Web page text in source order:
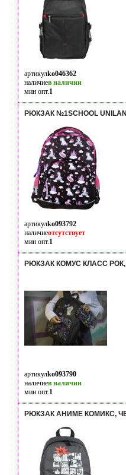
артикулko046362
наличиев наличии
мин опт.1
РЮКЗАК №1SCHOOL
артикулko093792
наличиеотсутствует
мин опт.1
РЮКЗАК КОМУС КЛАСС
артикулko093790
наличиев наличии
мин опт.1
РЮКЗАК АНИМЕ КОМИКС,